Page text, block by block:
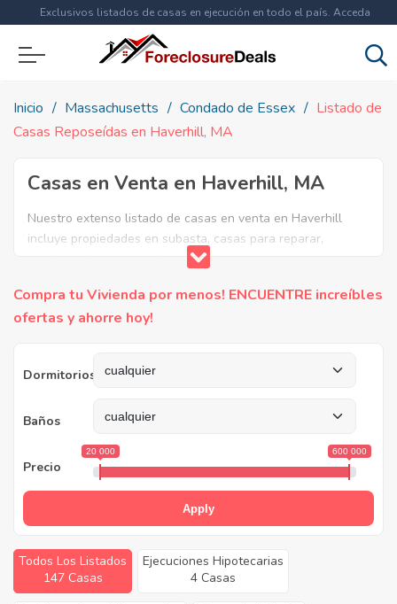
Exclusivos listados de casas en ejecución en todo el país. Acceda
ahora a
Inicio Massachusetts Condado de Essex
Listado de
Casas Reposeídas en Haverhill, MA
Casas en Venta en Haverhill, MA
Nuestro extenso listado de casas en venta en Haverhill
incluye propiedades en subasta, casas para reparar,
apartamentos reposeidos por el banco, ejecuciones
que necesita y aproveche estas increibles ofertas en Bienes
Raíces en Haverhill, Massachusetts.
Compra tu Vivienda por menos! ENCUENTRE increíbles
ofertas y ahorre hoy!
Dormitorios
Baños
Precio
20 000 600 000
Apply
Todos Los Listados
147 Casas
Ejecuciones Hipotecarias
4 Casas